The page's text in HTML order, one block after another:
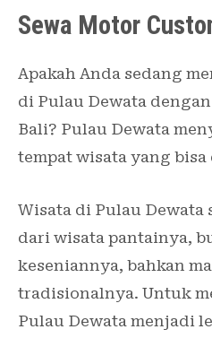
Sewa Motor
Apakah Anda sedang
di Pulau Dewata
Bali? Pulau Dewata
tempat wisata yang
Wisata di Pulau Dewata
dari wisata pantainya,
keseniannya, bahkan
tradisionalnya. Untuk
Pulau Dewata menjadi